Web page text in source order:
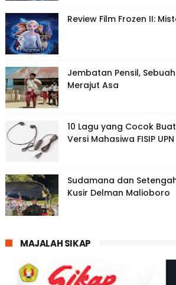
Review Film Frozen II:
Jembatan Pensil,
Merajut Asa
10 Lagu yang Cocok
Versi Mahasiwa FISIP UPN
Sudamana dan
Kusir Delman Malioboro
MAJALAH SIKAP